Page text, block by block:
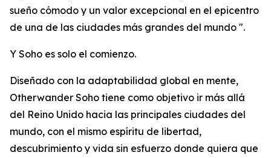
sueño cómodo y un valor excepcional en el epicentro
de una de las ciudades más grandes del mundo ".
Y Soho es solo el comienzo.
Diseñado con la adaptabilidad global en mente,
Otherwander Soho tiene como objetivo ir más allá
del Reino Unido hacia las principales ciudades del
mundo, con el mismo espíritu de libertad,
descubrimiento y vida sin esfuerzo donde quiera que